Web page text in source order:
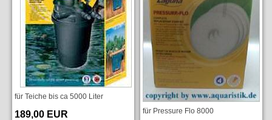
für Teiche bis ca 5000 Liter
189,00 EUR für Pressure Flo 8000